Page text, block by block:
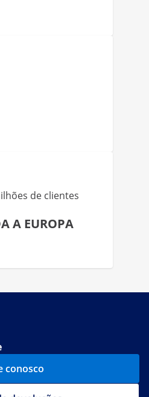
de clientes
A EUROPA
conosco